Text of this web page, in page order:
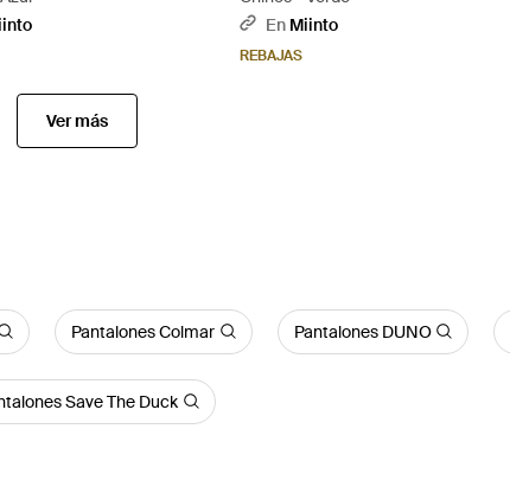
En Miinto
REBAJAS
Ver más
Pantalones Colmar Pantalones DUNO
Save The Duck